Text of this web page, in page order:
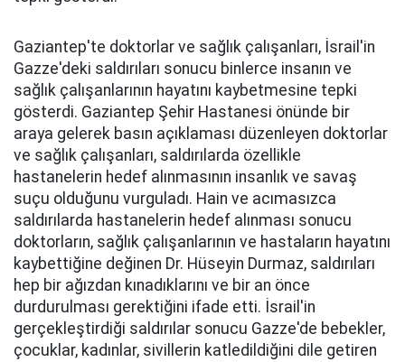
Gaziantep'te doktorlar ve sağlık çalışanları, İsrail'in
Gazze'deki saldırıları sonucu binlerce insanın ve
sağlık çalışanlarının hayatını kaybetmesine tepki
gösterdi. Gaziantep Şehir Hastanesi önünde bir
araya gelerek basın açıklaması düzenleyen doktorlar
ve sağlık çalışanları, saldırılarda özellikle
hastanelerin hedef alınmasının insanlık ve savaş
suçu olduğunu vurguladı. Hain ve acımasızca
saldırılarda hastanelerin hedef alınması sonucu
doktorların, sağlık çalışanlarının ve hastaların hayatını
kaybettiğine değinen Dr. Hüseyin Durmaz, saldırıları
hep bir ağızdan kınadıklarını ve bir an önce
durdurulması gerektiğini ifade etti. İsrail'in
gerçekleştirdiği saldırılar sonucu Gazze'de bebekler,
çocuklar, kadınlar, sivillerin katledildiğini dile getiren